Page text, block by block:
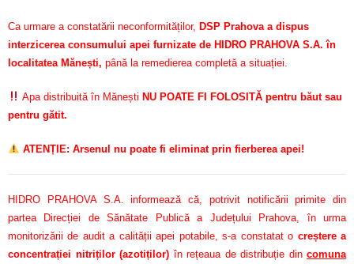
Ca urmare a constatării neconformităților, DSP Prahova a dispus
interzicerea consumului apei furnizate de HIDRO PRAHOVA S.A. în
localitatea Mănești, până la remedierea completă a situației.
Apa distribuită în Mănești NU POATE FI FOLOSITĂ pentru băut sau
pentru gătit.
ATENȚIE: Arsenul nu poate fi eliminat prin fierberea apei!
HIDRO PRAHOVA S.A. informează că, potrivit notificării primite din
partea Direcției de Sănătate Publică a Județului Prahova, în urma
monitorizării de audit a calității apei potabile, s-a constatat o creștere a
concentrației nitriților (azotiților) în rețeaua de distribuție din comuna